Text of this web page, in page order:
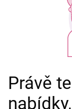
Právě